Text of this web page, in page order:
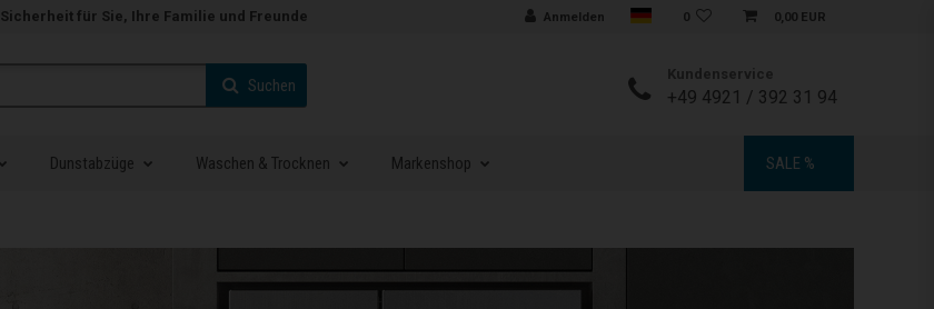
Sicherheit für Sie, Ihre Familie und Freunde Anmelden Sprache auswählen
0 0,00 EUR
Suchen
Kundenservice
+49 4921 / 392 31 94
Dunstabzüge Waschen & Trocknen Markenshop SALE %